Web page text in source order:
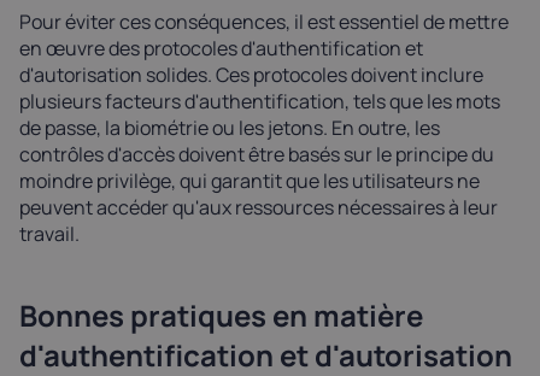
Pour éviter ces conséquences, il est essentiel de mettre
en œuvre des protocoles d'authentification et
d'autorisation solides. Ces protocoles doivent inclure
plusieurs facteurs d'authentification, tels que les mots
de passe, la biométrie ou les jetons. En outre, les
contrôles d'accès doivent être basés sur le principe du
moindre privilège, qui garantit que les utilisateurs ne
peuvent accéder qu'aux ressources nécessaires à leur
travail.
Bonnes pratiques en matière
d'authentification et d'autorisation